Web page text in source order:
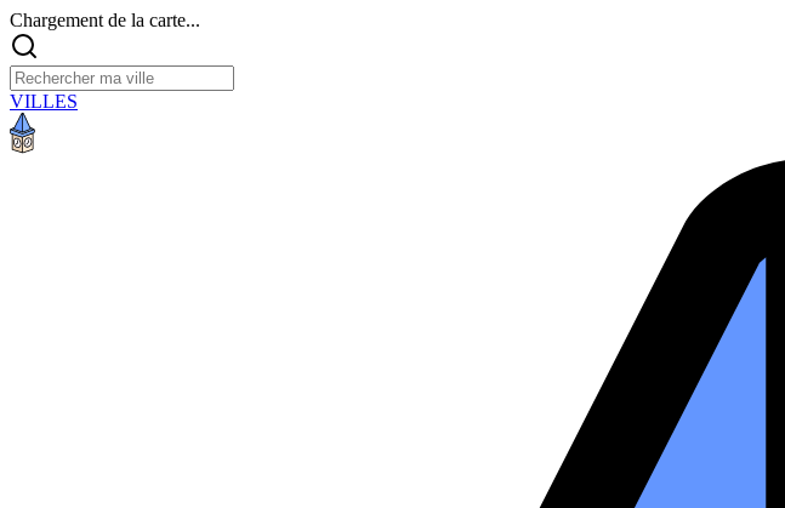
Chargement de la carte...
VILLES